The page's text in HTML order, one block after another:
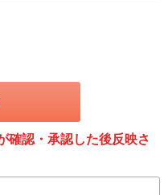
確認・承認した後反映さ